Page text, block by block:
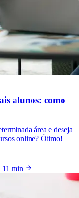
alunos: como
área e deseja
online? Ótimo!
11 min